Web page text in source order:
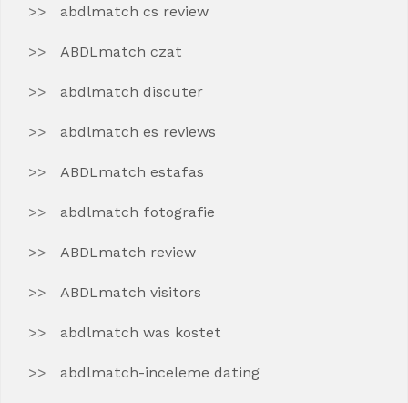
abdlmatch cs review
ABDLmatch czat
abdlmatch discuter
abdlmatch es reviews
ABDLmatch estafas
abdlmatch fotografie
ABDLmatch review
ABDLmatch visitors
abdlmatch was kostet
abdlmatch-inceleme dating